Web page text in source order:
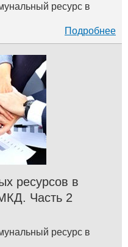
ресурс в
Подробнее
ресурсов в
Часть 2
ресурс в